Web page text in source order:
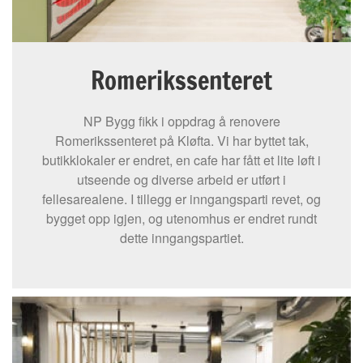
Romerikssenteret
NP Bygg fikk i oppdrag å renovere
Romerikssenteret på Kløfta. Vi har byttet tak,
butikklokaler er endret, en cafe har fått et lite løft i
utseende og diverse arbeid er utført i
fellesarealene. I tillegg er inngangsparti revet, og
bygget opp igjen, og utenomhus er endret rundt
dette inngangspartiet.